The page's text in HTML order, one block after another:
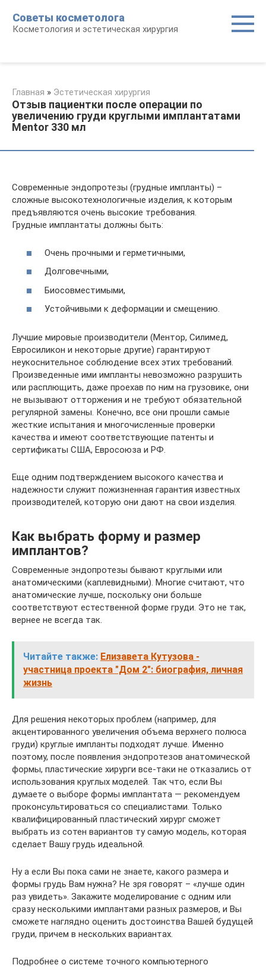
контенту
Советы косметолога
Косметология и эстетическая хирургия
Главная » Эстетическая хирургия
Отзыв пациентки после операции по
увеличению груди круглыми имплантатами
Mentor 330 мл
Современные эндопротезы (грудные импланты) –
сложные высокотехнологичные изделия, к которым
предъявляются очень высокие требования.
Грудные имплантаты должны быть:
Очень прочными и герметичными,
Долговечными,
Биосовместимыми,
Устойчивыми к деформации и смещению.
Лучшие мировые производители (Ментор, Силимед,
Евросиликон и некоторые другие) гарантируют
неукоснительное соблюдение всех этих требований.
Произведенные ими импланты невозможно разрушить
или расплющить, даже проехав по ним на грузовике, они
не вызывают отторжения и не требуют обязательной
регулярной замены. Конечно, все они прошли самые
жесткие испытания и многочисленные проверки
качества и имеют соответствующие патенты и
сертификаты США, Евросоюза и РФ.
Еще одним подтверждением высокого качества и
надежности служит пожизненная гарантия известных
производителей, которую они дают на свои изделия.
Как выбрать форму и размер
имплантов?
Современные эндопротезы бывают круглыми или
анатомическими (каплевидными). Многие считают, что
анатомические лучше, поскольку они больше
соответствуют естественной форме груди. Это не так,
вернее не всегда так.
Читайте также: Елизавета Кутузова -
участница проекта "Дом 2": биография, личная
жизнь
Для решения некоторых проблем (например, для
акцентированного увеличения объема верхнего полюса
груди) круглые импланты подходят лучше. Именно
поэтому, после появления эндопротезов анатомической
формы, пластические хирурги все-таки не отказались от
использования круглых моделей. Так что, если Вы
думаете о выборе формы имплантата — рекомендуем
проконсультироваться со специалистами. Только
квалифицированный пластический хирург сможет
выбрать из сотен вариантов ту самую модель, которая
сделает Вашу грудь идеальной.
Ну а если Вы пока сами не знаете, какого размера и
формы грудь Вам нужна? Не зря говорят – «лучше один
раз увидеть». Закажите моделирование с одним или
сразу несколькими имплантами разных размеров, и Вы
сможете наглядно оценить достоинства Вашей будущей
груди, причем в нескольких вариантах.
Подробнее о системе точного компьютерного